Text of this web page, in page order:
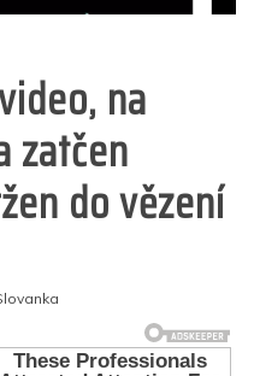
na
zatčen
do vězení